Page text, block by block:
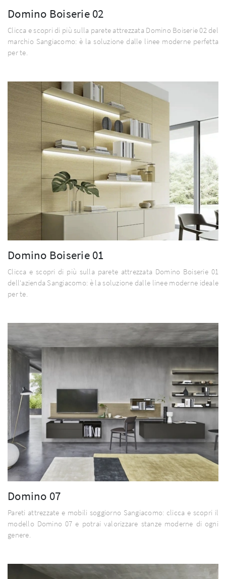
Domino Boiserie 02
Clicca e scopri di più sulla parete attrezzata Domino Boiserie 02 del
marchio Sangiacomo: è la soluzione dalle linee moderne perfetta
per te.
Domino Boiserie 01
Clicca e scopri di più sulla parete attrezzata Domino Boiserie 01
dell'azienda Sangiacomo: è la soluzione dalle linee moderne ideale
per te.
Domino 07
Pareti attrezzate e mobili soggiorno Sangiacomo: clicca e scopri il
modello Domino 07 e potrai valorizzare stanze moderne di ogni
genere.